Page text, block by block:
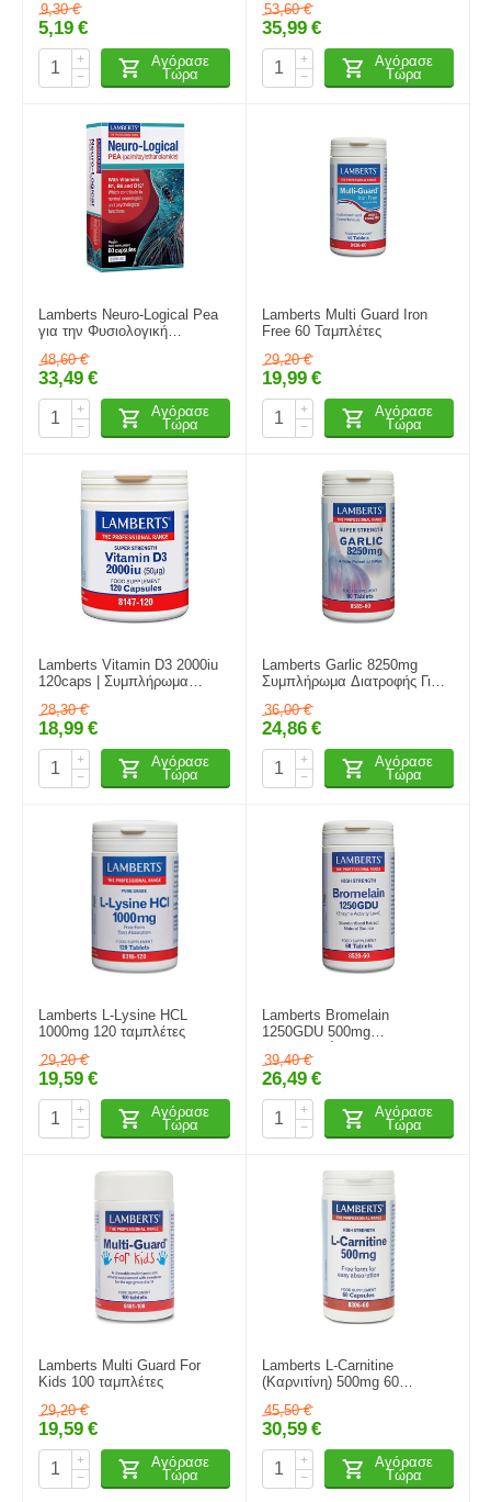
Μαγνήσιο & Βιταμίνη Β6
9,30 €
5,19 €
+
−
Αγόρασε
Τώρα
53,60 €
35,99 €
+
−
Αγόρασε
Τώρα
Lamberts Neuro-Logical Pea
για την Φυσιολογική
Συστήματος 60caps
48,60 €
33,49 €
+
−
Αγόρασε
Τώρα
Lamberts Multi Guard Iron
Free 60 Ταμπλέτες
29,20 €
19,99 €
+
−
Αγόρασε
Τώρα
Lamberts Vitamin D3 2000iu
120caps | Συμπλήρωμα
28,30 €
18,99 €
+
−
Αγόρασε
Τώρα
Lamberts Garlic 8250mg
Συμπλήρωμα Διατροφής Για
60 Ταμπλέτες
36,00 €
24,86 €
+
−
Αγόρασε
Τώρα
Lamberts L-Lysine HCL
1000mg 120 ταμπλέτες
29,20 €
19,59 €
+
−
Αγόρασε
Τώρα
Lamberts Bromelain
1250GDU 500mg
των Αρθρώσεων & την
Υποβοήθηση της Πέψης,
60tabs
39,40 €
26,49 €
+
−
Αγόρασε
Τώρα
Lamberts Multi Guard For
Kids 100 ταμπλέτες
29,20 €
19,59 €
+
−
Αγόρασε
Τώρα
Lamberts L-Carnitine
(Καρνιτίνη) 500mg 60
45,50 €
30,59 €
+
−
Αγόρασε
Τώρα